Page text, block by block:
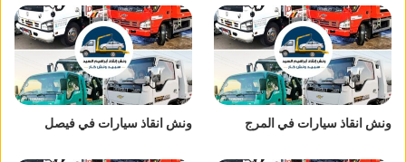
ونش انقاذ سيارات في المرج ونش انقاذ سيارات في فيصل